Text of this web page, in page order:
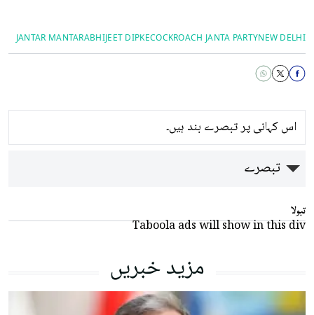
NEW DELHI
COCKROACH JANTA PARTY
ABHIJEET DIPKE
JANTAR MANTAR
اس کہانی پر تبصرے بند ہیں۔
تبصرے
تبولا
Taboola ads will show in this div
مزید خبریں